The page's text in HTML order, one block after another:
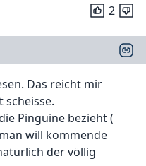
2
Das reicht mir
scheisse.
Pinguine bezieht (
will kommende
der völlig